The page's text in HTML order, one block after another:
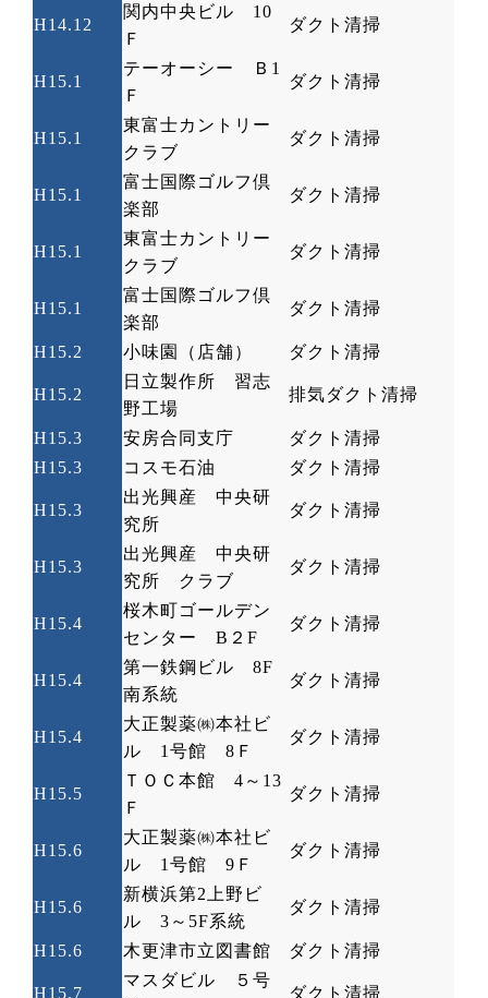
H14.12
関内中央ビル 10
Ｆ
ダクト清掃
H15.1
テーオーシー Ｂ 1
Ｆ
ダクト清掃
H15.1
東富士カントリー
クラブ
ダクト清掃
H15.1
富士国際ゴルフ倶
楽部
ダクト清掃
H15.1
東富士カントリー
クラブ
ダクト清掃
H15.1
富士国際ゴルフ倶
楽部
ダクト清掃
H15.2 小味園（店舗） ダクト清掃
H15.2
日立製作所 習志
野工場
排気ダクト清掃
H15.3 安房合同支庁
ダクト清掃
H15.3
コスモ石油 ダクト清掃
H15.3
出光興産 中央研
究所
ダクト清掃
H15.3
出光興産 中央研
究所 クラブ
ダクト清掃
H15.4
桜木町ゴールデン
センターB ２F
ダクト清掃
H15.4
第一鉄鋼ビル8F
南系統
ダクト清掃
H15.4
大正製薬㈱本社ビ
ル 1号館8 Ｆ
ダクト清掃
H15.5
ＴＯＣ本館4 ～ 13
Ｆ
ダクト清掃
H15.6
大正製薬㈱本社ビ
ル 1号館9 Ｆ
ダクト清掃
H15.6
新横浜第2 上野ビ
ル3 ～ 5F系統
ダクト清掃
H15.6 木更津市立図書館 ダクト清掃
H15.7
マスダビル ５号
ダクト清掃